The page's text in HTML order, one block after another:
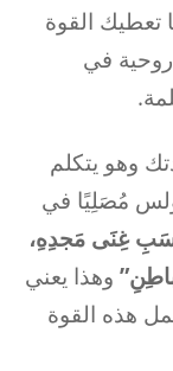
تعطيك القوة
روحية في
وهو يتكلم
مُصَلِيًا في
غِنَى مَجدِهِ،
وهذا يعني
هذه القوة